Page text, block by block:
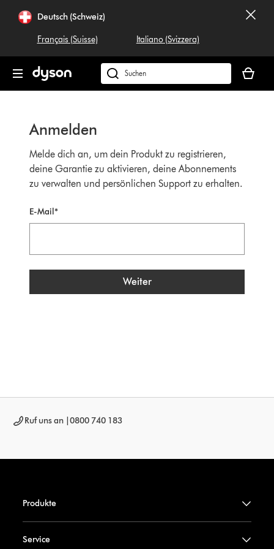
überspringenDeutsch (Schweiz)
Français (Suisse) Italiano (Svizzera)
Dyson.ch
durchsuchen
ist
Anmelden
Melde dich an, um dein Produkt zu registrieren,
deine Garantie zu aktivieren, deine Abonnements
zu verwalten und persönlichen Support zu erhalten.
E-Mail*
Weiter
Ruf uns an | 0800 740 183
Produkte
Service